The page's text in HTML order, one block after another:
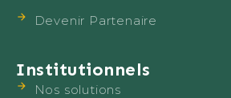
Devenir Partenaire
Institutionnels
Nos solutions